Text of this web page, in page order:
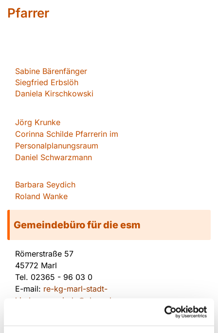
Pfarrer
Sabine Bärenfänger
Siegfried Erbslöh
Daniela Kirschkowski
Jörg Krunke
Corinna Schilde Pfarrerin im
Personalplanungsraum
Daniel Schwarzmann
Barbara Seydich
Roland Wanke
Gemeindebüro für die esm
Römerstraße 57
45772 Marl
Tel. 02365 - 96 03 0
E-mail: re-kg-marl-stadt-
kirchengemeinde@ekvw.de